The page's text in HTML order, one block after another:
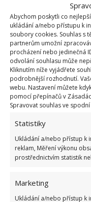
Abychom poskytli co
ukládání a/nebo přístupu k
soubory cookies. Souhlas s
partnerům umožní
procházení nebo jedinečná
odvolání souhlasu může
Kliknutím níže vyjádřete
podrobnější rozhodnutí.
webu. Nastavení můžete
pomocí přepínačů v
Spravovat souhlas ve
Statistiky
Ukládání a/nebo přístup k
reklam, Měření výkonu
prostřednictvím statistik
Marketing
Ukládání a/nebo přístup k
neutrálních
přidávat jasné
základ působí
stimuloval vaši
Pokud chcete
vhodné použít
Rozmyslete si,
chcete použít.
budou
jednu primární
dvěma
nepodceňte